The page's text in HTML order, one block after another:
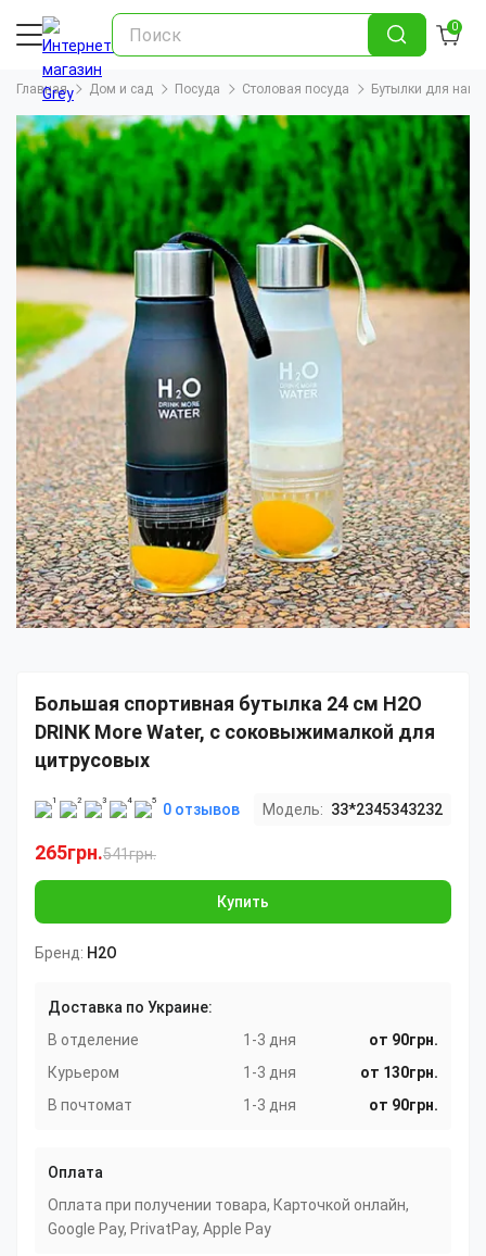
0
Главная Дом и сад Посуда Столовая посуда Бутылки для
Большая спортивная бутылка 24 см H2O
DRINK More Water, с соковыжималкой для
цитрусовых
0 отзывов Модель: 33*2345343232
265грн.541грн.
Купить
Бренд: H2O
Доставка по Украине:
В отделение
1-3 дня
от 90грн.
Курьером
1-3 дня
от 130грн.
В почтомат
1-3 дня от 90грн.
Оплата
Оплата при получении товара, Карточкой онлайн,
Google Pay, PrivatPay, Apple Pay